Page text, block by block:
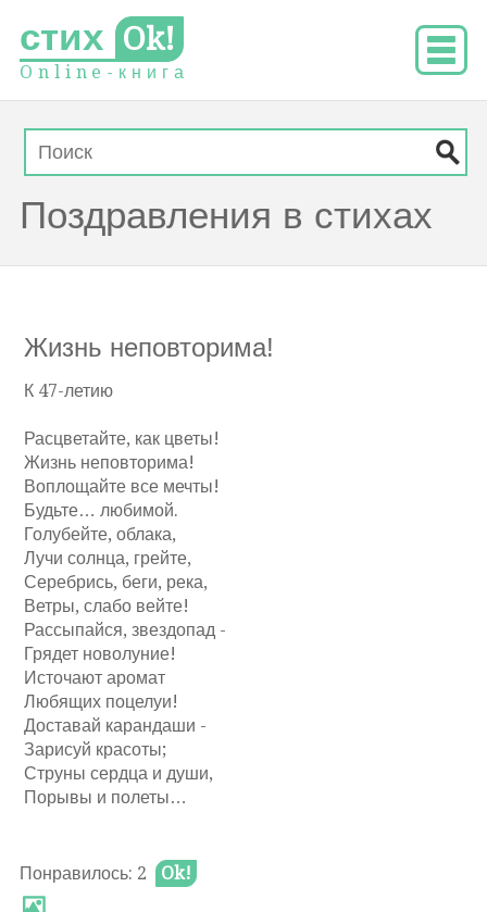
стих Ok!
O n l i n e - к н и г а
Поздравления в стихах
Жизнь неповторима!
К 47-летию
Расцветайте, как цветы!
Жизнь неповторима!
Воплощайте все мечты!
Будьте… любимой.
Голубейте, облака,
Лучи солнца, грейте,
Серебрись, беги, река,
Ветры, слабо вейте!
Рассыпайся, звездопад -
Грядет новолуние!
Источают аромат
Любящих поцелуи!
Доставай карандаши -
Зарисуй красоты;
Струны сердца и души,
Порывы и полеты…
Понравилось: 2 Ok!